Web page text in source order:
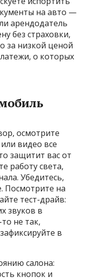
на авто —
арендодатель
без страховки,
за низкой ценой
о которых
осмотрите
видео все
защитит вас от
работу света,
Убедитесь,
Посмотрите на
тест-драйв:
звуков в
не так,
в
салона:
кнопок и